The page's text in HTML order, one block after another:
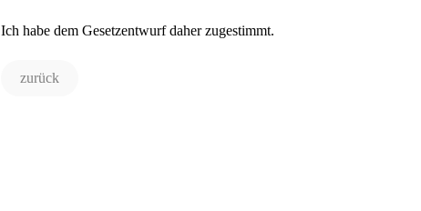
Ich habe dem Gesetzentwurf daher zugestimmt.
zurück